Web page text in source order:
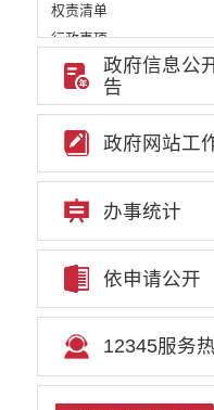
权责清单
行政事项
部门信息公开基本目录
重大项目
审批改革信息公开
教育信息公开
民政信息公开
自然资源信息公开
住房保障信息公开
文化机构信息公开
医疗卫生机构信息公开
政府信息公
告
政府网站工
办事统计
依申请公开
12345服务